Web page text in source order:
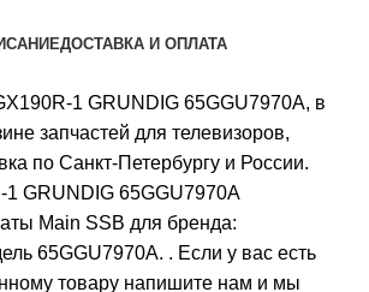
ДОСТАВКА И ОПЛАТА
1 GRUNDIG 65GGU7970A, в
запчастей для телевизоров,
по Санкт-Петербургу и России.
1 GRUNDIG 65GGU7970A
Main SSB для бренда:
65GGU7970A. . Если у вас есть
товару напишите нам и мы